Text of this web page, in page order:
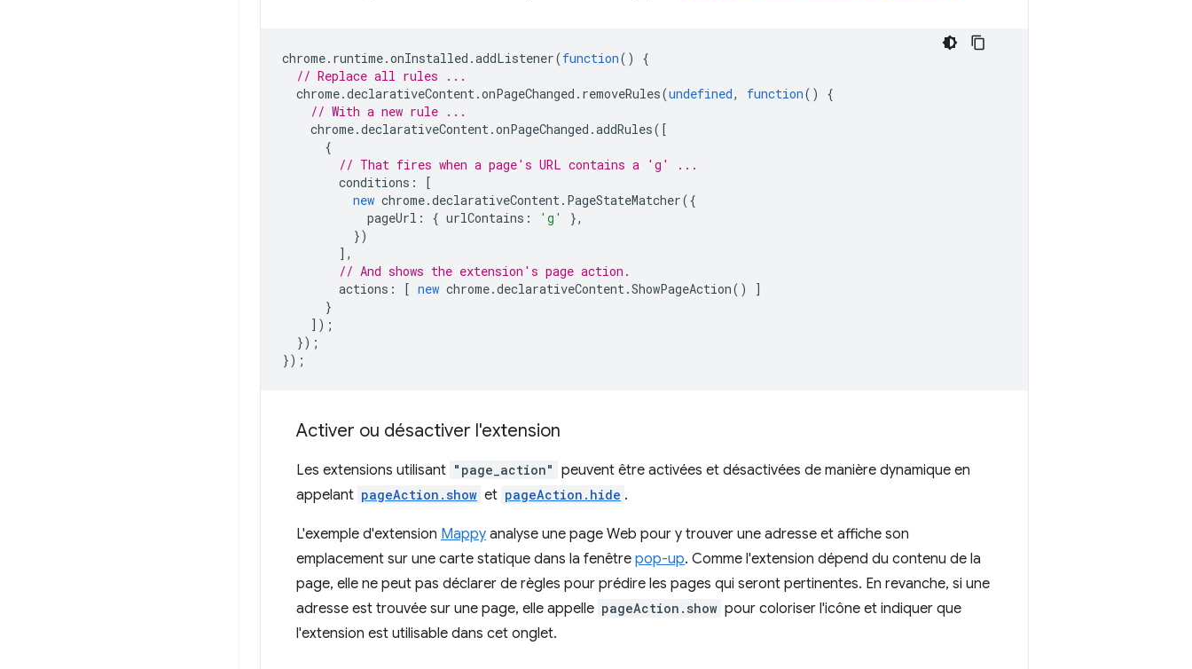
chrome. runtime.onInstalled .addListener(function()
{
// Replace all rules ...
chrome.declarativeContent.onPageChanged . removeRules(undefined, function()
{
// With a new rule ...
chrome.declarativeContent.onPageChanged .addRules([
{
// That fires when a page's URL contains a 'g' ...
conditions :
[
new chrome.declarativeContent. PageStateMatcher({
pageUrl : { urlContains : 'g'
},
})
],
// And shows the extension's page action.
actions : [ new chrome.declarativeContent.ShowPageAction()
]
}
]);
});
});
Activer ou désactiver l'extension
Les extensions utilisant "page_action" peuvent être activées et désactivées de manière dynamique en
appelant pageAction.show et pageAction.hide .
L'exemple d'extension Mappy analyse une page Web pour y trouver une adresse et affiche son
emplacement sur une carte statique dans la fenêtre pop-up. Comme l'extension dépend du contenu de la
page, elle ne peut pas déclarer de règles pour prédire les pages qui seront pertinentes. En revanche, si une
adresse est trouvée sur une page, elle appelle pageAction.show pour coloriser l'icône et indiquer que
l'extension est utilisable dans cet onglet.